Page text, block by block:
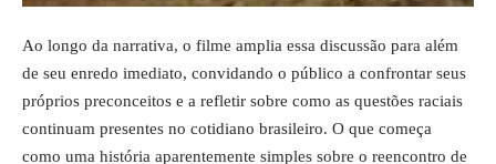
Ao longo da narrativa, o filme amplia essa discussão para além
de seu enredo imediato, convidando o público a confrontar seus
próprios preconceitos e a refletir sobre como as questões raciais
continuam presentes no cotidiano brasileiro. O que começa
como uma história aparentemente simples sobre o reencontro de